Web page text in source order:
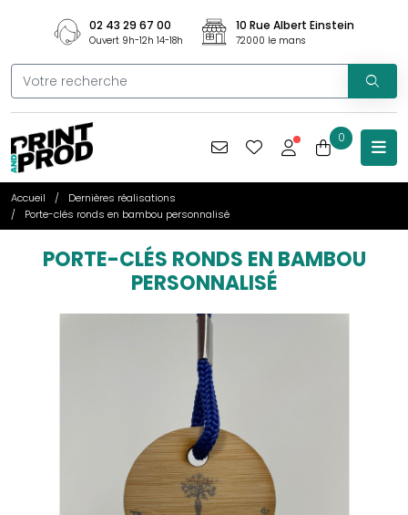
02 43 29 67 00
Ouvert 9h-12h 14-18h
10 Rue Albert Einstein
72000 le mans
0
Accueil
Dernières réalisations
Porte-clés ronds en bambou personnalisé
PORTE-CLÉS RONDS EN BAMBOU
PERSONNALISÉ